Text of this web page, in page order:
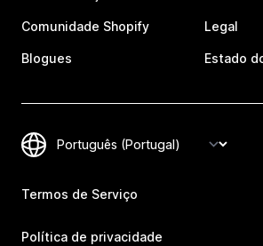
Comunidade Shopify
Blogues
Legal
Estado
Termos de Serviço
Política de privacidade